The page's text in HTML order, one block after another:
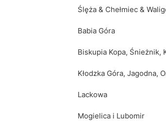
Ślęża & Chełmiec &
Babia Góra
Biskupia Kopa, Śnieżnik,
Kłodzka Góra, Jagodna,
Lackowa
Mogielica i Lubomir
Czupel & Skrzyczne
Radziejowa
Ślęża & Chełmiec &
Babia Góra
Biskupia Kopa, Śnieżnik,
Kłodzka Góra,